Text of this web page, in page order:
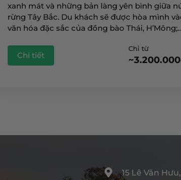
xanh mát và những bản làng yên bình giữa
rừng Tây Bắc. Du khách sẽ được hòa mình
văn hóa đặc sắc của đồng bào Thái, H’Mông;
giữa rừng thông Bản […]
Chi tiết
Chỉ từ
15 Lê Văn